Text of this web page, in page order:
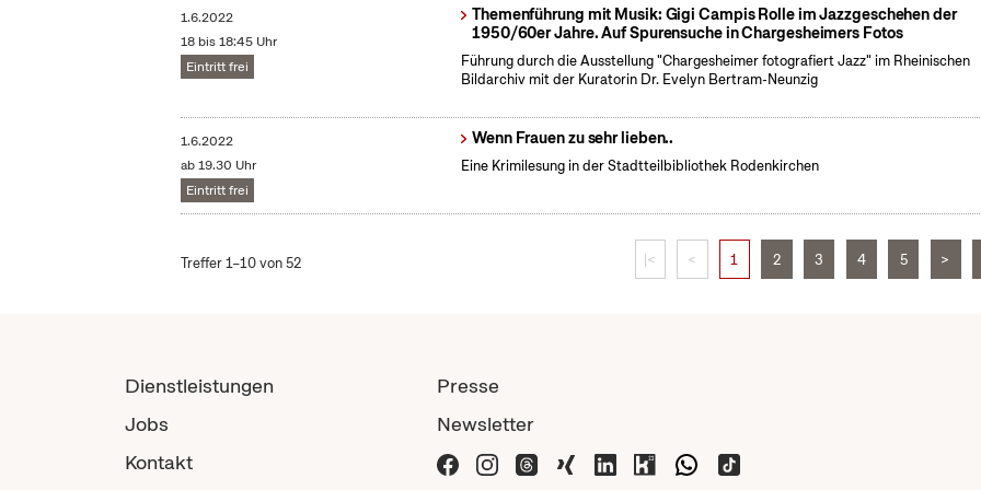
1.6.2022
18 bis 18:45 Uhr
Eintritt frei
Themenführung mit Musik: Gigi Campis Rolle im Jazzgeschehen der
1950/60er Jahre. Auf Spurensuche in Chargesheimers Fotos
Führung durch die Ausstellung "Chargesheimer fotografiert Jazz" im Rheinischen
Bildarchiv mit der Kuratorin Dr. Evelyn Bertram-Neunzig
1.6.2022
ab 19.30 Uhr
Eintritt frei
Wenn Frauen zu sehr lieben..
Eine Krimilesung in der Stadtteilbibliothek Rodenkirchen
Treffer 1–10 von 52 |< < 1 2 3 4 5 >
Dienstleistungen
Jobs
Kontakt
Presse
Newsletter